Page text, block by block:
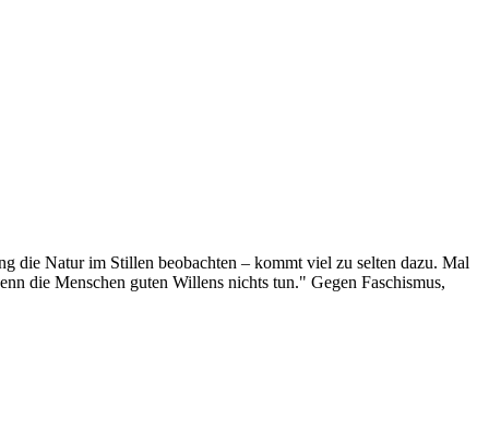
die Natur im Stillen beobachten – kommt viel zu selten dazu. Mal
die Menschen guten Willens nichts tun." Gegen Faschismus,